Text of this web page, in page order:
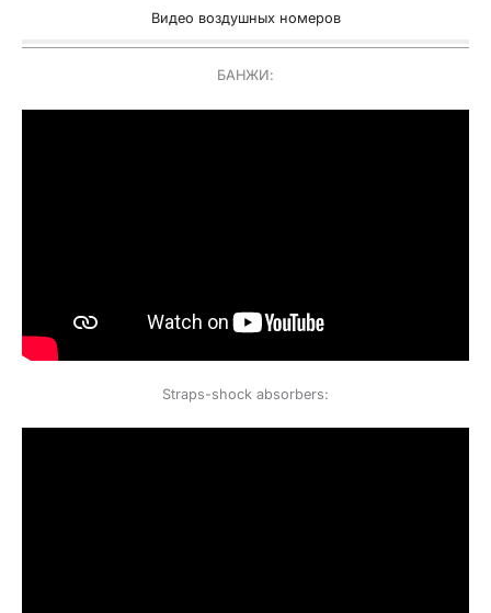
Видео воздушных номеров
БАНЖИ:
Straps-shock absorbers: